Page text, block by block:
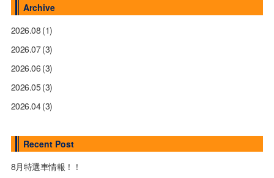
Archive
2026.08 (1)
2026.07(3)
2026.06 (3)
2026.05(3)
2026.04(3)
Recent Post
8月特選車情報！！